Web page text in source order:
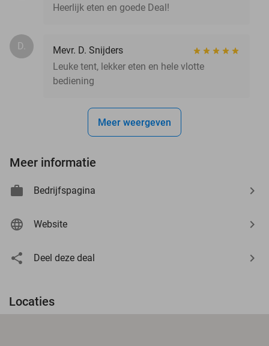
Heerlijk eten en goede Deal!
D.
Mevr. D. Snijders
Leuke tent, lekker eten en hele vlotte
bediening
Meer weergeven
Meer informatie
Bedrijfspagina
Website
Deel deze deal
Locaties